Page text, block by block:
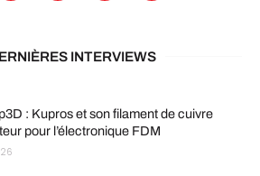
INTERVIEWS
: Kupros et son filament de cuivre
pour l’électronique FDM